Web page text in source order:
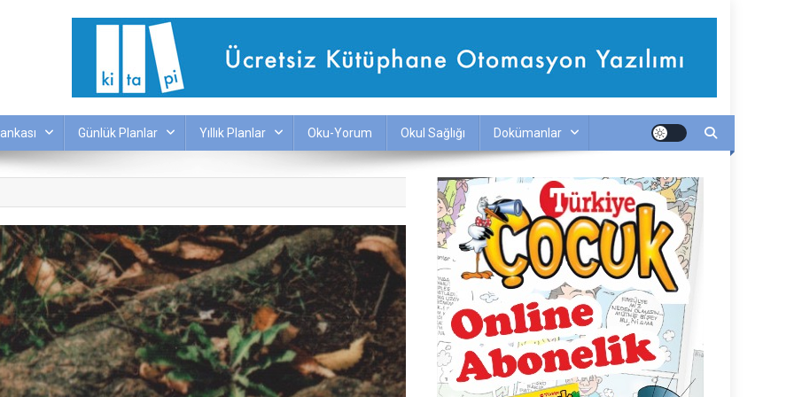
Günlük Planlar Yıllık Planlar Oku-Yorum Okul Sağlığı Dokümanlar